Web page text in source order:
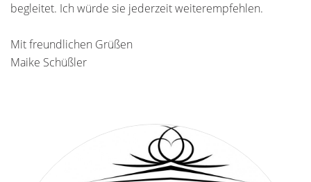
begleitet. Ich würde sie jederzeit weiterempfehlen.
Mit freundlichen Grüßen
Maike Schüßler